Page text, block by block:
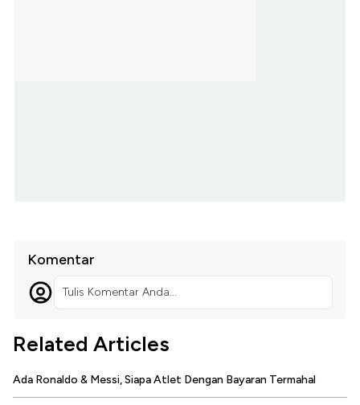
Komentar
Tulis Komentar Anda...
Related Articles
Ada Ronaldo & Messi, Siapa Atlet Dengan Bayaran Termahal